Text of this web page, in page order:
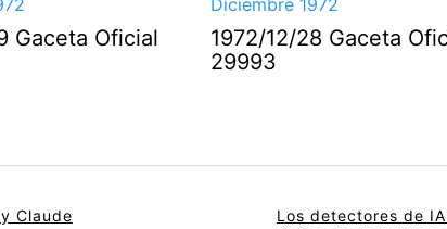
Gaceta Oficial
1972/12/28 Gaceta
29993
Claude
Los detectores de